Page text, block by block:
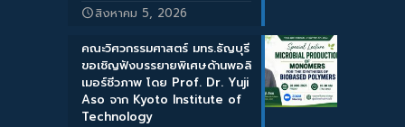
สิงหาคม 5, 2026
คณะวิศวกรรมศาสตร์ มทร.ธัญบุรี
ขอเชิญฟังบรรยายพิเศษด้านพอลิ
เมอร์ชีวภาพ โดย Prof. Dr. Yuji
Aso จาก Kyoto Institute of
Technology